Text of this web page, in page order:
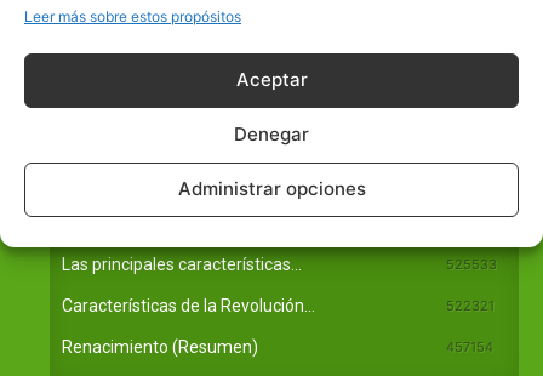
Leer más sobre estos propósitos
Aceptar
Denegar
Administrar opciones
En Filosofía
Teoría de los Cuatro Elementos
Principales obras de Aristóteles 82125
En Historia
Las principales características... 525533
Características de la Revolución... 522321
Renacimiento (Resumen) 457154